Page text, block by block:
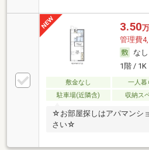
3.50
管理費
なし
1階 / 1K
敷金なし 一人暮
駐車場(近隣含)
収納ス
☆お部屋探しはアパマンシ
さい☆